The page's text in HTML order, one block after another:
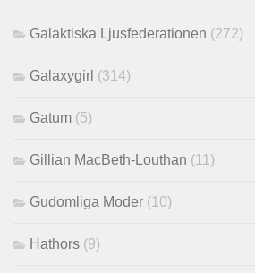
Galaktiska Ljusfederationen (272)
Galaxygirl (314)
Gatum (5)
Gillian MacBeth-Louthan (11)
Gudomliga Moder (10)
Hathors (9)